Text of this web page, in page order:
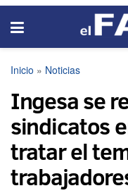
Inicio » Noticias
Ingesa se
sindicatos
tratar el